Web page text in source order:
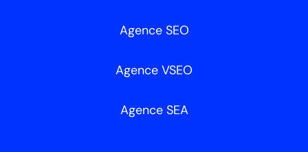
Agence SEO
Agence VSEO
Agence SEA